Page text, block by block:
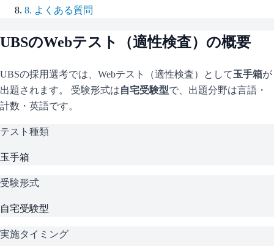
8. よくある質問
UBSのWebテスト（適性検査）の概要
UBSの採用選考では、Webテスト（適性検査）として玉手箱が
出題されます。 受験形式は自宅受験型で、 出題分野は言語・
計数・英語です。
テスト種類
玉手箱
受験形式
自宅受験型
実施タイミング